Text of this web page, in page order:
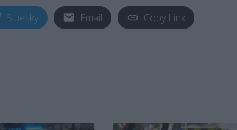
Bluesky Email Copy Link